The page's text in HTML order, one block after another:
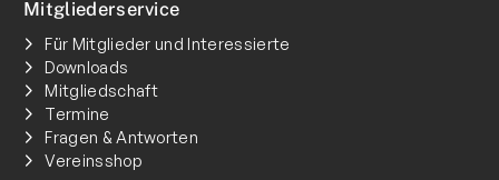
Mitgliederservice
Für Mitglieder und Interessierte
Downloads
Mitgliedschaft
Termine
Fragen & Antworten
Vereinsshop